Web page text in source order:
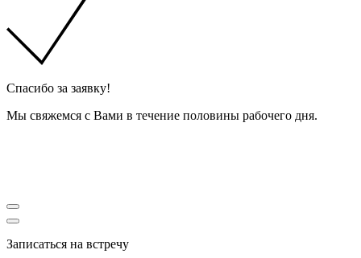
Cпасибо за заявку!
Мы свяжемся с Вами в течение половины рабочего дня.
Записаться на встречу